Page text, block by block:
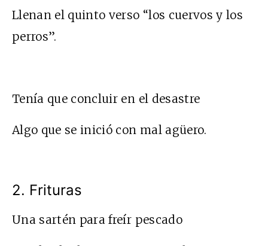
Llenan el quinto verso “los cuervos y los
perros”.
Tenía que concluir en el desastre
Algo que se inició con mal agüero.
2. Frituras
Una sartén para freír pescado